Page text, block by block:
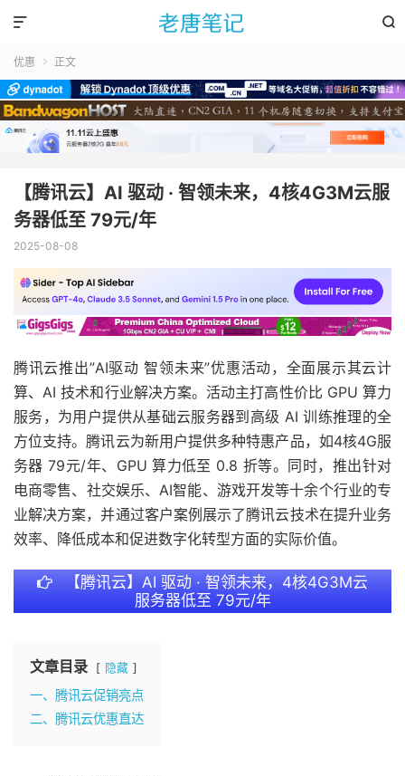


优惠  正文
【腾讯云】AI 驱动 · 智领未来，4核4G3M云服
务器低至 79元/年
2025-08-08
腾讯云推出”AI驱动 智领未来”优惠活动，全面展示其云计
算、AI 技术和行业解决方案。活动主打高性价比 GPU 算力
服务，为用户提供从基础云服务器到高级 AI 训练推理的全
方位支持。腾讯云为新用户提供多种特惠产品，如4核4G服
务器 79元/年、GPU 算力低至 0.8 折等。同时，推出针对
电商零售、社交娱乐、AI智能、游戏开发等十余个行业的专
业解决方案，并通过客户案例展示了腾讯云技术在提升业务
效率、降低成本和促进数字化转型方面的实际价值。
【腾讯云】AI 驱动 · 智领未来，4核4G3M云
服务器低至 79元/年
文章目录 隐藏
一、腾讯云促销亮点
二、腾讯云优惠直达